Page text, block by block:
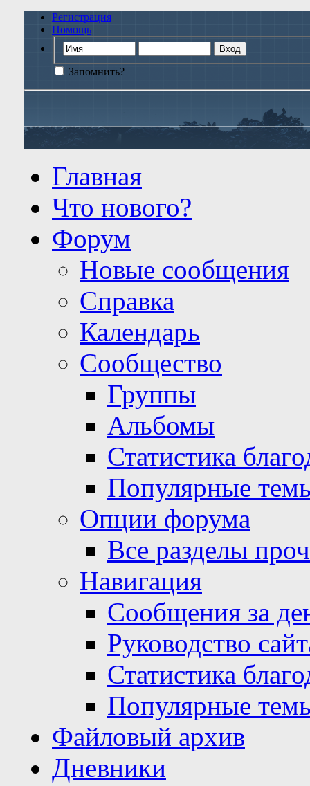
Регистрация
Помощь
Запомнить?
Главная
Что нового?
Форум
Новые сообщения
Справка
Календарь
Сообщество
Группы
Альбомы
Статистика
Популярные
Опции форума
Все разделы
Навигация
Сообщения за
Руководство
Статистика
Популярные
Файловый архив
Дневники